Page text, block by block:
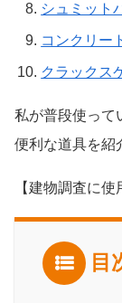
シュミット
コンクリー
クラックス
私が普段使って
便利な道具を紹
【建物調査に使
目